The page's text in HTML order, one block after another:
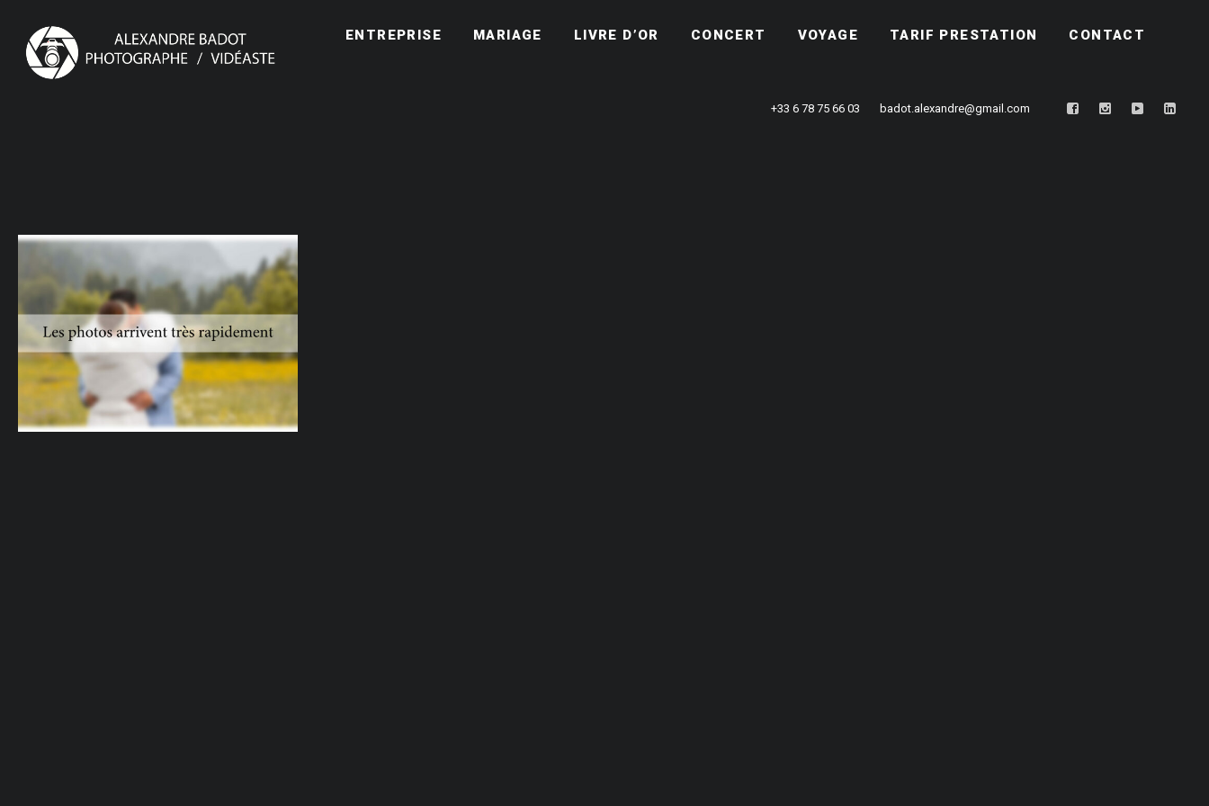
ENTREPRISE MARIAGE LIVRE D’OR CONCERT VOYAGE TARIF PRESTATION CONTACT
badot.alexandre@gmail.com
+33 6 78 75 66 03